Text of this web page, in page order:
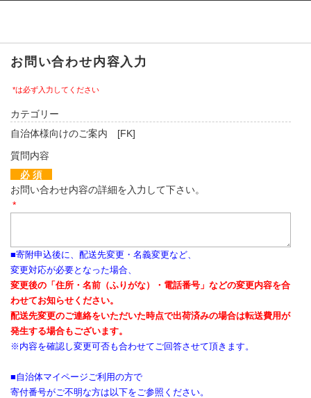
ふるぽ featuring ふるさとチョイスはじめて
お問い合わせ内容入力
*は必ず入力してください
カテゴリー
自治体様向けのご案内 [FK]
質問内容
必 須
お問い合わせ内容の詳細を入力して下さい。
*
■寄附申込後に、配送先変更・名義変更など、
変更対応が必要となった場合、
変更後の「住所・名前（ふりがな）・電話番号」などの変更内容を合
わせてお知らせください。
配送先変更のご連絡をいただいた時点で出荷済みの場合は転送費用が
発生する場合もございます。
※内容を確認し変更可否も合わせてご回答させて頂きます。
■自治体マイページご利用の方で
寄付番号がご不明な方は以下をご参照ください。